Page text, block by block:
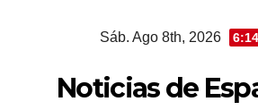
Sáb. Ago 8th, 2026
Noticias de